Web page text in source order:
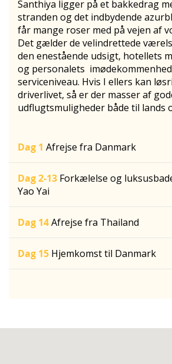
Santhiya ligger på et bakkedrag
stranden og det indbydende
får mange roser med på vejen af
Det gælder de velindrettede
den enestående udsigt, hotellets
og personalets
serviceniveau. Hvis I ellers kan
driverlivet, så er der masser af
udflugtsmuligheder både til lands
Dag 1 Afrejse fra Danmark
Dag 2-13 Forkælelse og
Yao Yai
Dag 14Afrejse fra Thailand
Dag 15 Hjemkomst til Danmark